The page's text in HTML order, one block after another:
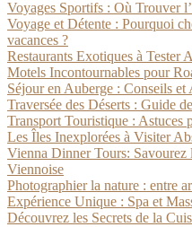
Voyages Sportifs : Où Trouver
Voyage et Détente : Pourquoi
vacances ?
Restaurants Exotiques à Tester
Motels Incontournables pour
Séjour en Auberge : Conseils et
Traversée des Déserts : Guide
Transport Touristique : Astuces
Les Îles Inexplorées à Visiter
Vienna Dinner Tours: Savourez
Viennoise
Photographier la nature : entre
Expérience Unique : Spa et
Découvrez les Secrets de la